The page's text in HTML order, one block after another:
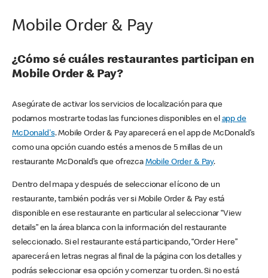
Mobile Order & Pay
¿Cómo sé cuáles restaurantes participan en
Mobile Order & Pay?
Asegúrate de activar los servicios de localización para que
podamos mostrarte todas las funciones disponibles en el app de
McDonald's. Mobile Order & Pay aparecerá en el app de McDonald’s
como una opción cuando estés a menos de 5 millas de un
restaurante McDonald’s que ofrezca Mobile Order & Pay.
Dentro del mapa y después de seleccionar el ícono de un
restaurante, también podrás ver si Mobile Order & Pay está
disponible en ese restaurante en particular al seleccionar “View
details” en la área blanca con la información del restaurante
seleccionado. Si el restaurante está participando, “Order Here”
aparecerá en letras negras al final de la página con los detalles y
podrás seleccionar esa opción y comenzar tu orden. Si no está